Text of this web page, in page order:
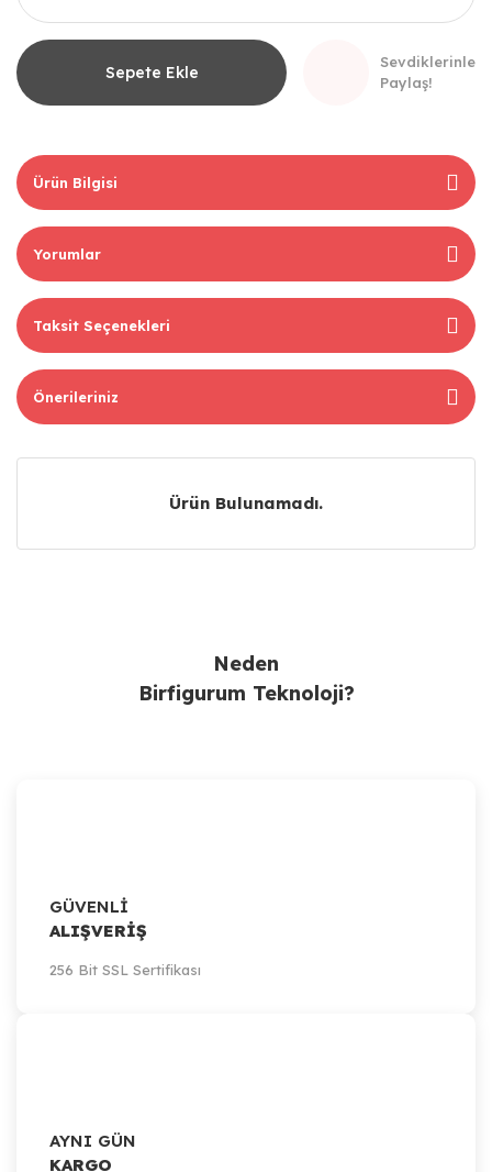
Sepete Ekle
Sevdiklerinle
Paylaş!
Ürün Bilgisi
Yorumlar
Taksit Seçenekleri
Önerileriniz
Ürün Bulunamadı.
Neden
Birfigurum Teknoloji?
GÜVENLİ
ALIŞVERİŞ
256 Bit SSL Sertifikası
AYNI GÜN
KARGO